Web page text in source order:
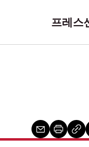
프레스